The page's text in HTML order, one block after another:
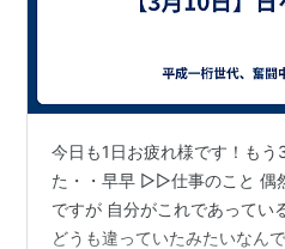
今日も1日お疲れ様です！も
た・・早早 ▷▷仕事のこと 偶
ですが 自分がこれであってい
どうも違っていたみたいなん